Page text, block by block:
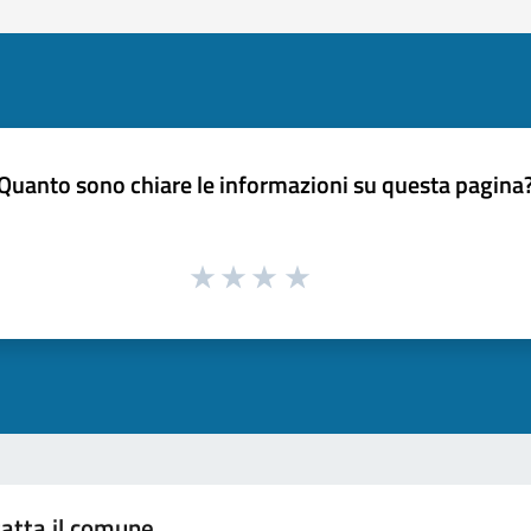
sono chiare le informazioni su questa